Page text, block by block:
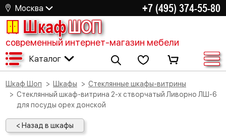
Москва +7 (495) 374-55-80
ШкафШОП
современный интернет-магазин мебели
Каталог
Шкаф Шоп Шкафы
Стеклянные шкафы-витрины
Стеклянный шкаф-витрина 2-х створчатый Ливорно ЛШ-6
для посуды орех донской
< Назад в шкафы